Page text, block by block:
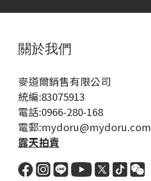
關於我們
麥道爾銷售有限公司
統編:83075913
電話:0966-280-168
電郵:mydoru@mydoru.com
露天拍賣